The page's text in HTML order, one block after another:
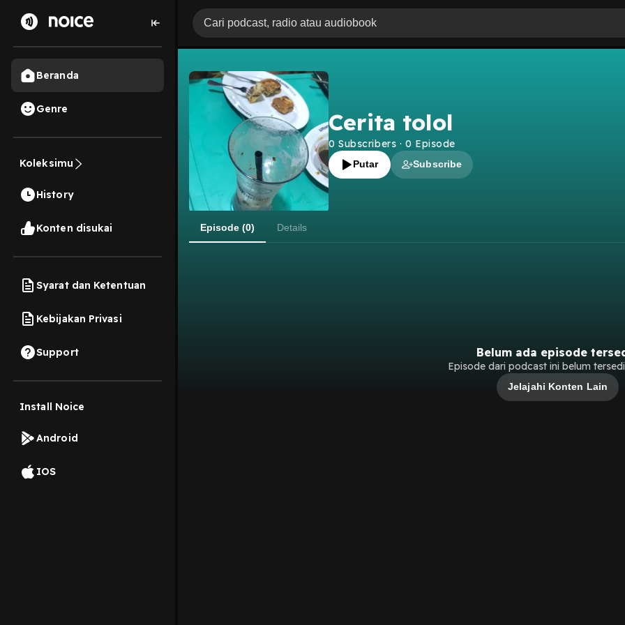
Beranda
Genre
Koleksimu
History
Konten disukai
Syarat dan Ketentuan
Kebijakan Privasi
Support
Install Noice
Android
IOS
Cerita tolol
0 Subscribers · 0 Episode
Putar Subscribe
Episode (0) Details
Belum ada episode
Episode dari podcast ini belum
Jelajahi Konten Lain